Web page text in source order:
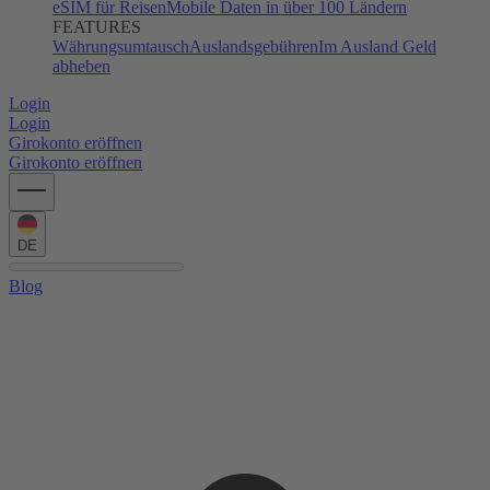
eSIM für ReisenMobile Daten in über 100 Ländern
FEATURES
WährungsumtauschAuslandsgebührenIm Ausland Geld
abheben
Login
Login
Girokonto eröffnen
Girokonto eröffnen
DE
Blog